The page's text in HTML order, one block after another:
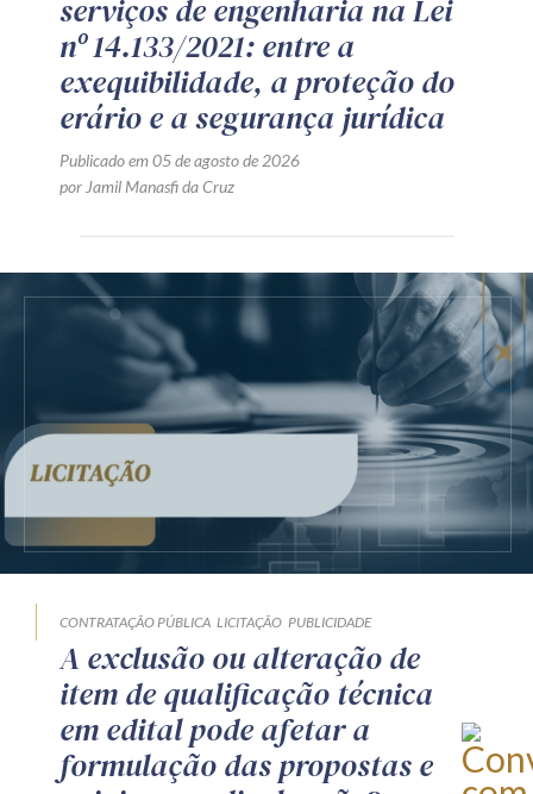
serviços de engenharia na Lei
nº 14.133/2021: entre a
exequibilidade, a proteção do
erário e a segurança jurídica
Publicado em 05 de agosto de 2026
por Jamil Manasfi da Cruz
CONTRATAÇÃO PÚBLICA LICITAÇÃO PUBLICIDADE
A exclusão ou alteração de
item de qualificação técnica
em edital pode afetar a
formulação das propostas e